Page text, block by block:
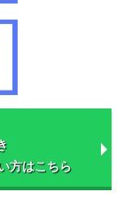
方はこちら